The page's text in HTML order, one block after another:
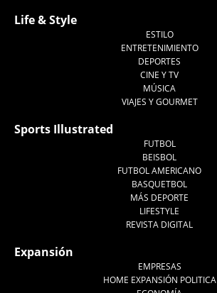
Life & Style
ESTILO
ENTRETENIMIENTO
DEPORTES
CINE Y TV
MÚSICA
VIAJES Y GOURMET
Sports Illustrated
FUTBOL
BEISBOL
FUTBOL AMERICANO
BASQUETBOL
MÁS DEPORTE
LIFESTYLE
REVISTA DIGITAL
Expansión
EMPRESAS
HOME EXPANSIÓN POLITICA